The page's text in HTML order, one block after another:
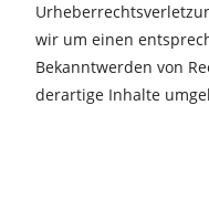
wir um einen
Bekanntwerden von
derartige Inhalte